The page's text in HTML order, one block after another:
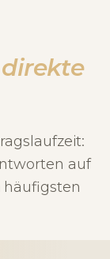
direkte
auf
häufigsten